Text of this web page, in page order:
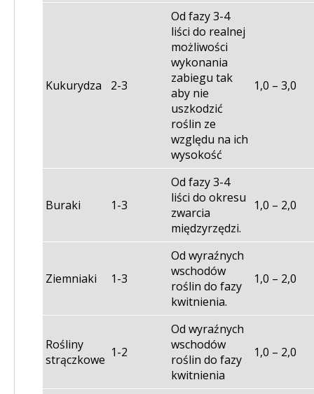
Kukurydza 2-3
Od fazy 3-4
liści do realnej
możliwości
wykonania
zabiegu tak
aby nie
uszkodzić
roślin ze
względu na ich
wysokość
1,0 – 3,0
Buraki 1-3
Od fazy 3-4
liści do okresu
zwarcia
międzyrzędzi.
1,0 – 2,0
Ziemniaki 1-3
Od wyraźnych
wschodów
roślin do fazy
kwitnienia.
1,0 – 2,0
Rośliny
strączkowe 1-2
Od wyraźnych
wschodów
roślin do fazy
kwitnienia
1,0 – 2,0